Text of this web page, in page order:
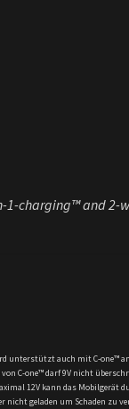
1-charging™ and 2-
unterstützt auch mit C-one™
C-one™ darf 9V nicht
12V kann das Mobilgerät
nicht geladen um Schaden zu